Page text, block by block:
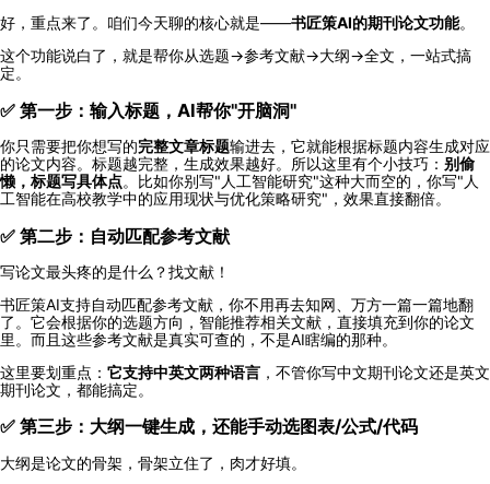
好，重点来了。咱们今天聊的核心就是——书匠策AI的期刊论文功能。
这个功能说白了，就是帮你从选题→参考文献→大纲→全文，一站式搞
定。
✅ 第一步：输入标题，AI帮你"开脑洞"
你只需要把你想写的完整文章标题输进去，它就能根据标题内容生成对应
的论文内容。标题越完整，生成效果越好。所以这里有个小技巧： 别偷
懒，标题写具体点。比如你别写"人工智能研究"这种大而空的，你写"人
工智能在高校教学中的应用现状与优化策略研究"，效果直接翻倍。
✅ 第二步：自动匹配参考文献
写论文最头疼的是什么？找文献！
书匠策AI支持自动匹配参考文献，你不用再去知网、万方一篇一篇地翻
了。它会根据你的选题方向，智能推荐相关文献，直接填充到你的论文
里。而且这些参考文献是真实可查的，不是AI瞎编的那种。
这里要划重点： 它支持中英文两种语言 ，不管你写中文期刊论文还是英文
期刊论文，都能搞定。
✅ 第三步：大纲一键生成，还能手动选图表/公式/代码
大纲是论文的骨架，骨架立住了，肉才好填。